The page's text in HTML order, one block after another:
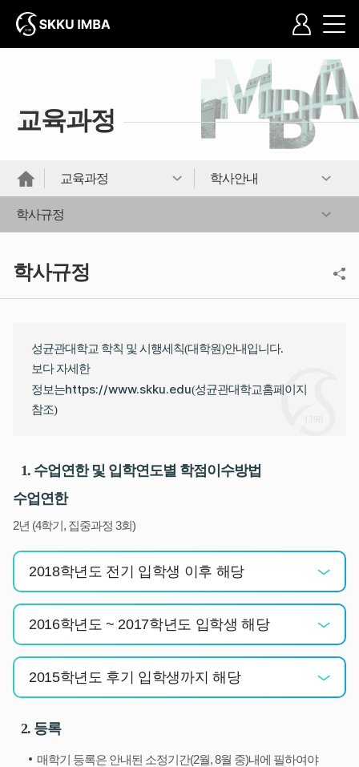
교육과정
교육과정 학사안내
학사규정
학사규정
성균관대학교 학칙 및 시행세칙(대학원)안내입니다.
보다 자세한
정보는https://www.skku.edu(성균관대학교홈페이지
참조)
1. 수업연한 및 입학연도별 학점이수방법
수업연한
2년 (4학기, 집중과정 3회)
2018학년도 전기 입학생 이후 해당
2016학년도 ~ 2017학년도 입학생 해당
2015학년도 후기 입학생까지 해당
2. 등록
매학기 등록은 안내된 소정기간(2월, 8월 중)내에 필하여야